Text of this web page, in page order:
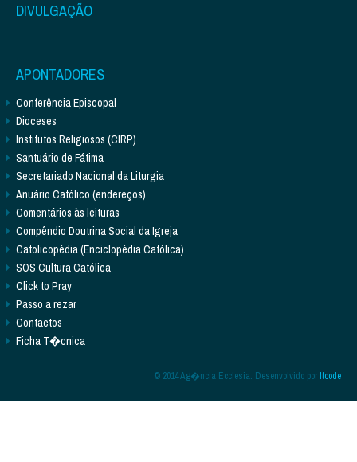
DIVULGAÇÃO
APONTADORES
Conferência Episcopal
Dioceses
Institutos Religiosos (CIRP)
Santuário de Fátima
Secretariado Nacional da Liturgia
Anuário Católico (endereços)
Comentários às leituras
Compêndio Doutrina Social da Igreja
Catolicopédia (Enciclopédia Católica)
SOS Cultura Católica
Click to Pray
Passo a rezar
Contactos
Ficha T�cnica
© 2014 Ag�ncia Ecclesia. Desenvolvido porItcode